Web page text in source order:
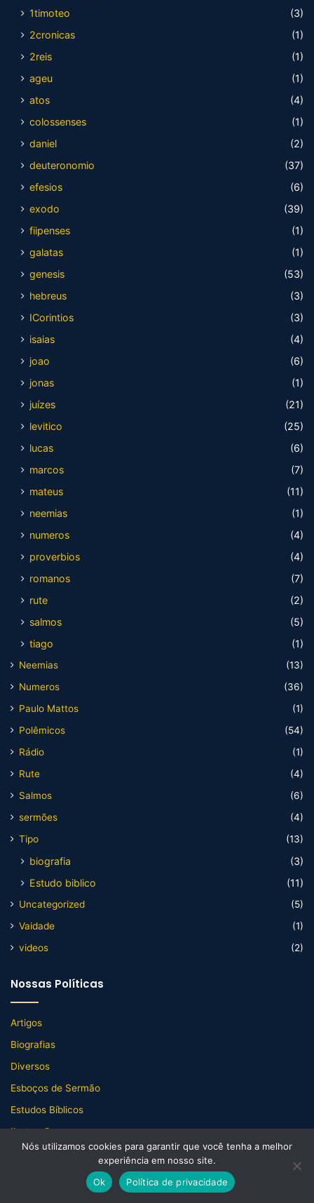
1timoteo
(3)
2cronicas
(1)
2reis
(1)
ageu
(1)
atos
(4)
colossenses
(1)
daniel
(2)
deuteronomio
(37)
efesios
(6)
exodo
(39)
fiipenses
(1)
galatas
(1)
genesis
(53)
hebreus
(3)
ICorintios
(3)
isaias
(4)
joao
(6)
jonas
(1)
juízes
(21)
levitico
(25)
lucas
(6)
marcos
(7)
mateus
(11)
neemias
(1)
numeros
(4)
proverbios
(4)
romanos
(7)
rute
(2)
salmos
(5)
tiago
(1)
Neemias
(13)
Numeros
(36)
Paulo Mattos
(1)
Polêmicos
(54)
Rádio
(1)
Rute
(4)
Salmos
(6)
sermões
(4)
Tipo
(13)
biografia
(3)
Estudo biblico
(11)
Uncategorized
(5)
Vaidade
(1)
videos
(2)
Nossas Políticas
Artigos
Biografias
Diversos
Esboços de Sermão
Estudos Bíblicos
Ilustrações
Sobre nós do Site do Pastor
Política de Privacidade
Nós utilizamos cookies para garantir que você tenha a melhor
experiência em nosso site.
Ok
Política de privacidade